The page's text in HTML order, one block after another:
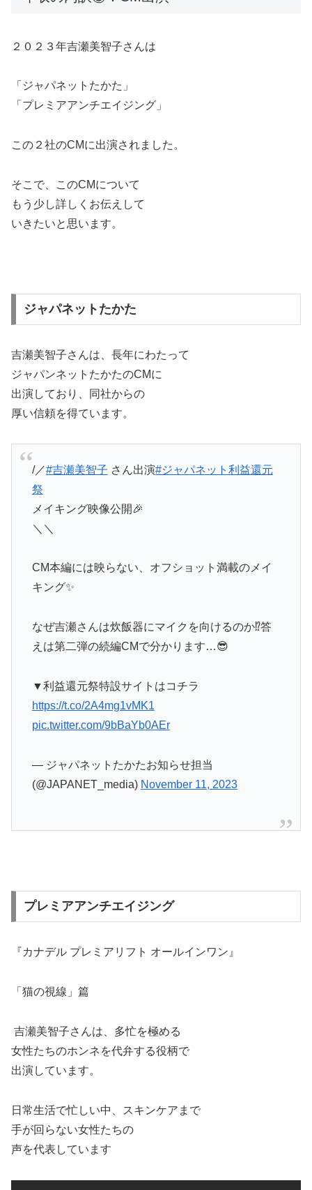
２０２３年吉瀬美智子さんは
「ジャパネットたかた」
「プレミアアンチエイジング」
この２社のCMに出演されました。
そこで、このCMについて
もう少し詳しくお伝えして
いきたいと思います。
ジャパネットたかた
吉瀬美智子さんは、長年にわたって
ジャパンネットたかたのCMに
出演しており、同社からの
厚い信頼を得ています。
/／#吉瀬美智子 さん出演#ジャパネット利益還元
祭
メイキング映像公開🎉
＼＼
CM本編には映らない、オフショット満載のメイ
キング✨
なぜ吉瀬さんは炊飯器にマイクを向けるのか⁉答
えは第二弾の続編CMで分かります…😎
▼利益還元祭特設サイトはコチラ
https://t.co/2A4mg1vMK1
pic.twitter.com/9bBaYb0AEr
— ジャパネットたかたお知らせ担当
(@JAPANET_media) November 11, 2023
プレミアアンチエイジング
『カナデル プレミアリフト オールインワン』
「猫の視線」篇
吉瀬美智子さんは、多忙を極める
女性たちのホンネを代弁する役柄で
出演しています。
日常生活で忙しい中、スキンケアまで
手が回らない女性たちの
声を代表しています